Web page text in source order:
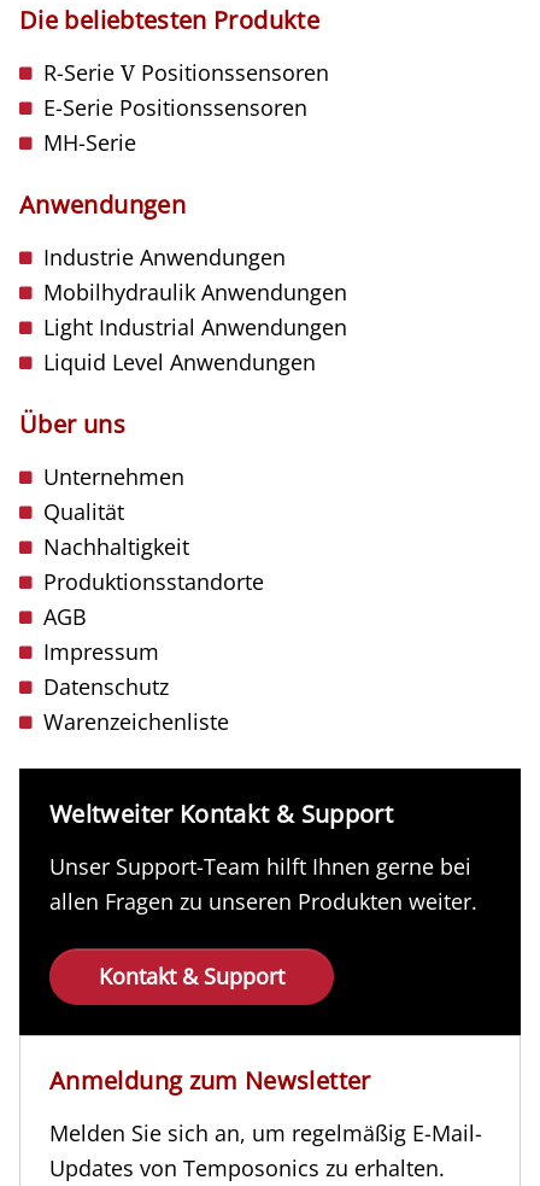
Die beliebtesten Produkte
R-Serie VPositionssensoren
E-Serie Positionssensoren
MH-Serie
Anwendungen
Industrie Anwendungen
Mobilhydraulik Anwendungen
Light Industrial Anwendungen
Liquid Level Anwendungen
Über uns
Unternehmen
Qualität
Nachhaltigkeit
Produktionsstandorte
AGB
Impressum
Datenschutz
Warenzeichenliste
Weltweiter Kontakt & Support
Unser Support-Team hilft Ihnen gerne bei
allen Fragen zu unseren Produkten weiter.
Kontakt & Support
Anmeldung zum Newsletter
Melden Sie sich an, um regelmäßig E-Mail-
Updates von Temposonics zu erhalten.